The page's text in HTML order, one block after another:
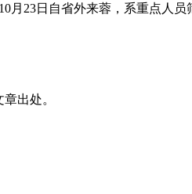
23日自省外来蓉，系重点人员
出处。